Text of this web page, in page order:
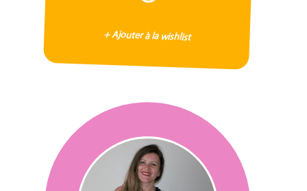
+ Ajouter à la wishlist